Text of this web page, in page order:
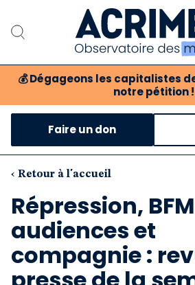
💰 Dégageons les capitalistes
notre pétition !
Notre
Notre critique des
Nos
Notre revue
Boutique
Faire un don
‹ Retour à l'accueil
Répression,
audiences et
compagnie :